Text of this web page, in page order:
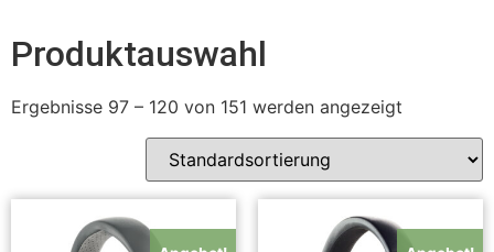
Produktauswahl
Ergebnisse 97 – 120 von 151 werden angezeigt